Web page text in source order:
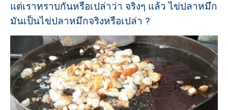
แต่เราทราบกันหรือเปล่าว่า จริงๆ แล้ว ไข่ปลาหมึก
มันเป็นไข่ปลาหมึกจริงหรือเปล่า ?